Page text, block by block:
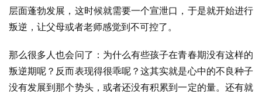
层面蓬勃发展，这时候就需要一个宣泄口，于是就开始进行
叛逆，让父母或者老师感觉到不可控了。
那么很多人也会问了：为什么有些孩子在青春期没有这样的
叛逆期呢？反而表现得很乖呢？这其实就是心中的不良种子
没有发展到那个势头，或者还没有积累到一定的量。还有就